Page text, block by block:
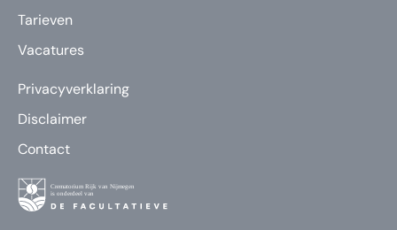
Tarieven
Vacatures
Privacyverklaring
Disclaimer
Contact